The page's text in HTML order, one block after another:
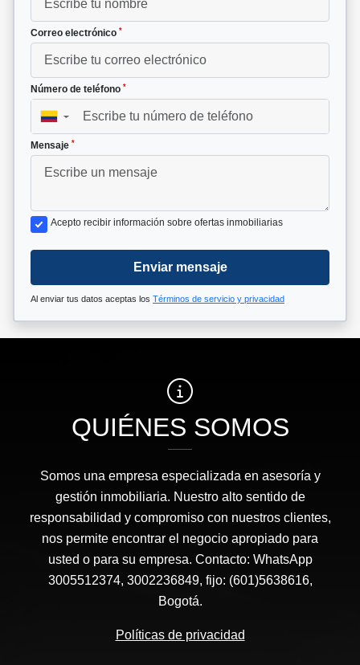
Correo electrónico *
Número de teléfono *
▼
Mensaje *
Acepto recibir información sobre ofertas inmobiliarias
Enviar mensaje
Al enviar tus datos aceptas los Términos de servicio y privacidad
QUIÉNES SOMOS
Somos una empresa especializada en asesoría y
gestión inmobiliaria. Nuestro alto sentido de
responsabilidad y compromiso con nuestros clientes,
nos permite encontrar el negocio apropiado para
usted o para su empresa. Contacto: WhatsApp
3005512374, 3002236849, fijo: (601)5638616,
Bogotá.
Políticas de privacidad